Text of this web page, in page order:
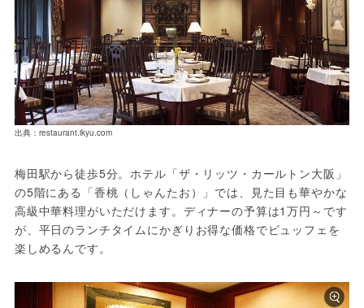
出典：restaurant.ikyu.com
梅田駅から徒歩5分。ホテル「ザ・リッツ・カールトン大阪」
の5階にある「香桃（しゃんたお）」では、見た目も華やかな
高級中華料理がいただけます。ディナーの予算は1万円～です
が、平日のランチタイムにかぎりお得な価格でビュッフェを
楽しめるんです。